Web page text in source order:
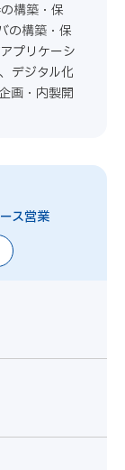
構築・保
の構築・保
プリケーシ
デジタル化
画・内製開
ス営業